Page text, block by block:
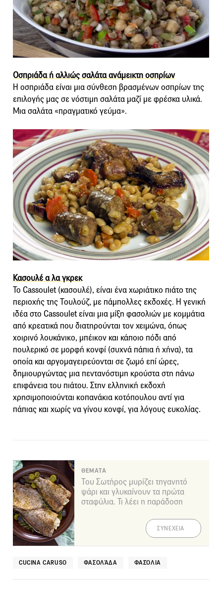
Οσπριάδα ή αλλιώς σαλάτα ανάμεικτη οσπρίων
Η οσπριάδα είναι μια σύνθεση βρασμένων οσπρίων της
επιλογής μας σε νόστιμη σαλάτα μαζί με φρέσκα υλικά.
Μια σαλάτα «πραγματικό γεύμα».
Κασουλέ α λα γκρεκ
To Cassoulet (κασουλέ), είναι ένα χωριάτικο πιάτο της
περιοχής της Τουλούζ, με πάμπολλες εκδοχές. Η γενική
ιδέα στο Cassoulet είναι μια μίξη φασολιών με κομμάτια
από κρεατικά που διατηρούνται τον χειμώνα, όπως
χοιρινό λουκάνικο, μπέικον και κάποιο πόδι από
πουλερικό σε μορφή κονφί (συχνά πάπια ή χήνα), τα
οποία και αργομαγειρεύονται σε ζωμό επί ώρες,
δημιουργώντας μια πεντανόστιμη κρούστα στη πάνω
επιφάνεια του πιάτου. Στην ελληνική εκδοχή
χρησιμοποιούνται κοπανάκια κοτόπουλου αντί για
πάπιας και χωρίς να γίνου κονφί, για λόγους ευκολίας.
ΘΕΜΑΤΑ
Του Σωτήρος μυρίζει τηγανητό
ψάρι και γλυκαίνουν τα πρώτα
σταφύλια. Τι λέει η παράδοση
ΣΥΝΕΧΕΙΑ
CUCINA CARUSO ΦΑΣΟΛΆΔΑ ΦΑΣΌΛΙΑ